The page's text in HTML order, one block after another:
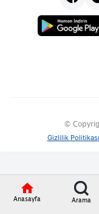
©
Gizlilik Politikası
Anasayfa Arama